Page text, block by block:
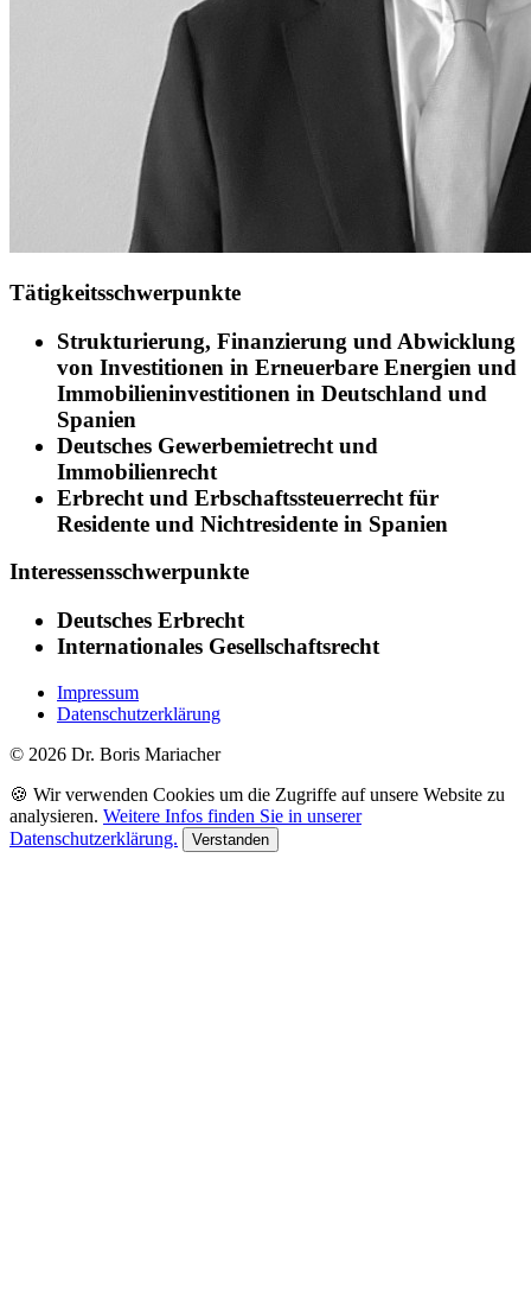
Tätigkeitsschwerpunkte
Strukturierung, Finanzierung und Abwicklung
von Investitionen in Erneuerbare Energien und
Immobilieninvestitionen in Deutschland und
Spanien
Deutsches Gewerbemietrecht und
Immobilienrecht
Erbrecht und Erbschaftssteuerrecht für
Residente und Nichtresidente in Spanien
Interessensschwerpunkte
Deutsches Erbrecht
Internationales Gesellschaftsrecht
Impressum
Datenschutzerklärung
© 2026 Dr. Boris Mariacher
🍪 Wir verwenden Cookies um die Zugriffe auf unsere Website zu
analysieren. Weitere Infos finden Sie in unserer
Datenschutzerklärung.
Verstanden